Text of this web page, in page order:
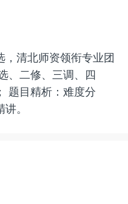
，清北师资领衔专业团
、二修、三调、四
题目精析：难度分
。